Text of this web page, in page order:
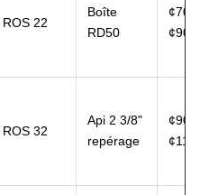
ROS 22
Boîte
RD50
¢70-
ROS 32
Api 2 3/8"
repérage
¢90-